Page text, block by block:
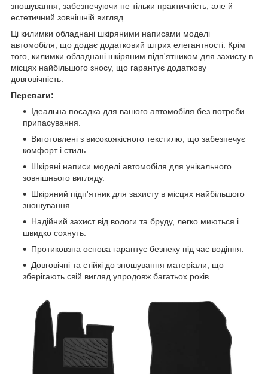
зношування, забезпечуючи не тільки практичність, але й
естетичний зовнішній вигляд.
Ці килимки обладнані шкіряними написами моделі
автомобіля, що додає додатковий штрих елегантності. Крім
того, килимки обладнані шкіряним підп'ятником для захисту в
місцях найбільшого зносу, що гарантує додаткову
довговічність.
Переваги:
Ідеальна посадка для вашого автомобіля без потреби
припасування.
Виготовлені з високоякісного текстилю, що забезпечує
комфорт і стиль.
Шкіряні написи моделі автомобіля для унікального
зовнішнього вигляду.
Шкіряний підп'ятник для захисту в місцях найбільшого
зношування.
Надійний захист від вологи та бруду, легко миються і
швидко сохнуть.
Протиковзна основа гарантує безпеку під час водіння.
Довговічні та стійкі до зношування матеріали, що
зберігають свій вигляд упродовж багатьох років.